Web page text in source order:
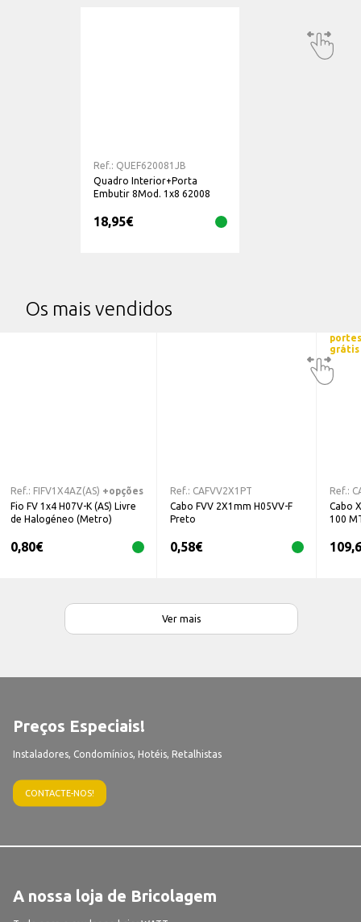
Ref.: QUEF620081JB
Quadro Interior+Porta
Embutir 8Mod. 1x8 62008
18,95€
Os mais vendidos
Ref.: FIFV1X4AZ(AS) +opções
Fio FV 1x4 H07V-K (AS) Livre
de Halogéneo (Metro)
0,80€
Ref.: CAFVV2X1PT
Cabo FVV 2X1mm H05VV-F
Preto
0,58€
portes
grátis
Ref.:
Cabo
100
Ver mais
Preços Especiais!
Instaladores, Condomínios, Hotéis, Retalhistas
CONTACTE-NOS!
A nossa loja de Bricolagem